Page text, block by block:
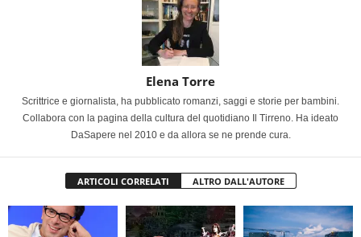
Elena Torre
Scrittrice e giornalista, ha pubblicato romanzi, saggi e storie per bambini.
Collabora con la pagina della cultura del quotidiano Il Tirreno. Ha ideato
DaSapere nel 2010 e da allora se ne prende cura.
ARTICOLI CORRELATI ALTRO DALL'AUTORE